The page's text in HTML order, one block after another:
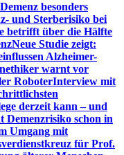
besonders
und Sterberisiko bei
betrifft über die Hälfte
Neue Studie zeigt:
Alzheimer-
warnt vor
RoboterInterview mit
derzeit kann – und
Demenzrisiko schon in
Umgang mit
für Prof.